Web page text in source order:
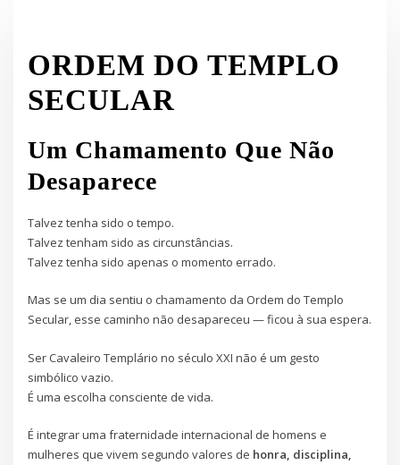
ORDEM DO TEMPLO
SECULAR
Um Chamamento Que Não
Desaparece
Talvez tenha sido o tempo.
Talvez tenham sido as circunstâncias.
Talvez tenha sido apenas o momento errado.
Mas se um dia sentiu o chamamento da Ordem do Templo
Secular, esse caminho não desapareceu — ficou à sua espera.
Ser Cavaleiro Templário no século XXI não é um gesto
simbólico vazio.
É uma escolha consciente de vida.
É integrar uma fraternidade internacional de homens e
mulheres que vivem segundo valores de honra, disciplina,